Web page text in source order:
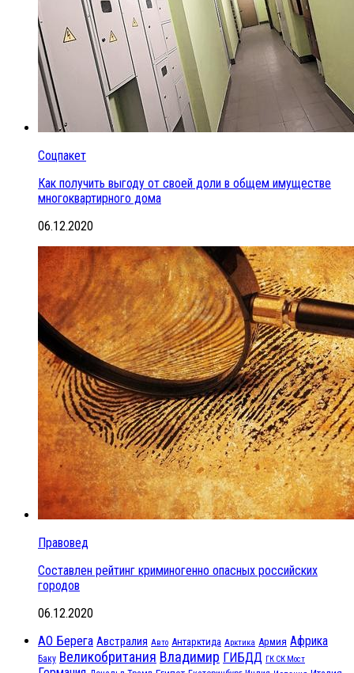
Соцпакет
Как получить выгоду от своей доли в общем имуществе
многоквартирного дома
06.12.2020
Правовед
Составлен рейтинг криминогенно опасных российских
городов
06.12.2020
АО Берега Австралия Авто Антарктида Арктика Армия Африка
Баку Великобритания Владимир ГИБДД ГК СК Мост